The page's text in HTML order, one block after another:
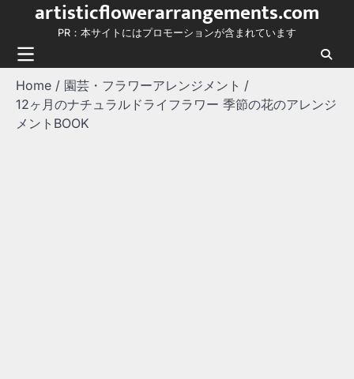
content
artisticflowerarrangements.com
PR：本サイトにはプロモーションが含まれています
Home
園芸・フラワーアレンジメント
12ヶ月のナチュラルドライフラワー 季節の花のアレンジ
メントBOOK